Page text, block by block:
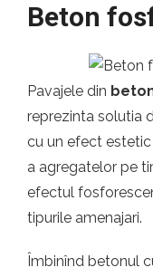
Beton
Pavajele din
reprezinta solutia
cu un efect
a agregatelor pe
efectul
tipurile amenajari.
Îmbinînd betonul